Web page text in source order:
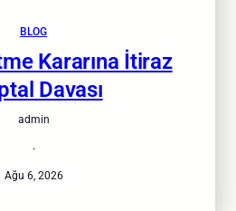
BLOG
Kararına İtiraz
Davası
admin
·
Ağu 6, 2026